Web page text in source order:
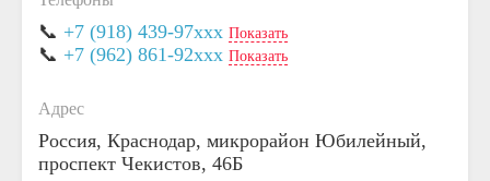
📞 +7 (918) 439-97xxx Показать
📞 +7 (962) 861-92xxx Показать
Адрес
Россия, Краснодар, микрорайон Юбилейный,
проспект Чекистов, 46Б